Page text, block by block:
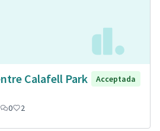
Calafell Park
Acceptada
0 2